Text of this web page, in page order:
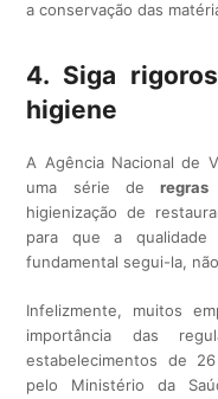
a conservação das
4. Siga
higiene
A Agência Nacional de
uma série de
higienização de
para que a
fundamental segui-la,
Infelizmente, muitos
importância das
estabelecimentos de
pelo Ministério da